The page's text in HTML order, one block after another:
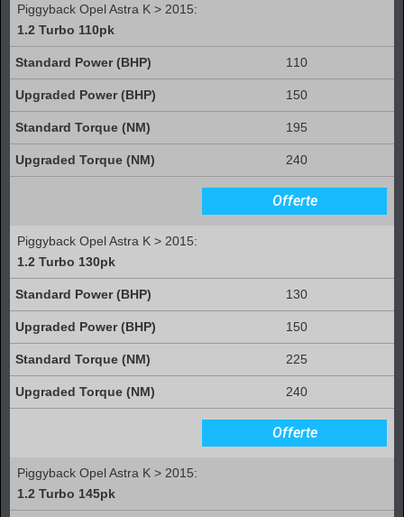
Piggyback Opel Astra K > 2015:
1.2 Turbo 110pk
110
150
195
240
Offerte
Piggyback Opel Astra K > 2015:
1.2 Turbo 130pk
130
150
225
240
Offerte
Piggyback Opel Astra K > 2015:
1.2 Turbo 145pk